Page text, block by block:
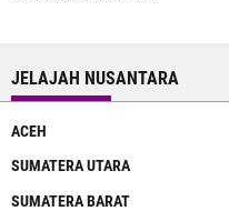
JELAJAH NUSANTARA
ACEH
SUMATERA UTARA
SUMATERA BARAT